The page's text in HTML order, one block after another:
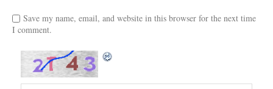
Save my name, email, and website in this browser for the next time
I comment.